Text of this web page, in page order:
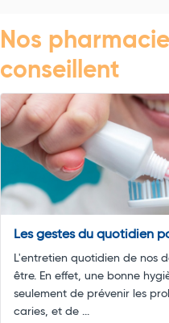
Nos
conseillent
Les gestes du quotidien
L'entretien quotidien de nos
être. En effet, une bonne
seulement de prévenir les
caries, et de ...